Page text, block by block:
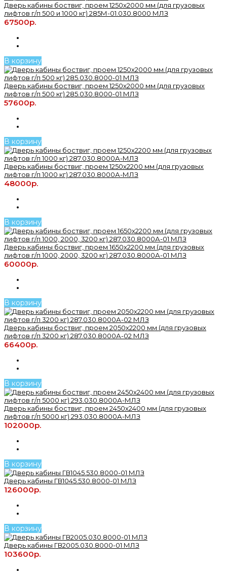
Дверь кабины боствиг, проем 1250х2000 мм (для грузовых
лифтов г/п 500 и 1000 кг) 285М-01.030.8000 МЛЗ
67500р.
В корзину
Дверь кабины боствиг, проем 1250х2000 мм (для грузовых
лифтов г/п 500 кг) 285.030.8000-01 МЛЗ
57600р.
В корзину
Дверь кабины боствиг, проем 1250х2200 мм (для грузовых
лифтов г/п 1000 кг) 287.030.8000А-МЛЗ
48000р.
В корзину
Дверь кабины боствиг, проем 1650х2200 мм (для грузовых
лифтов г/п 1000, 2000, 3200 кг) 287.030.8000А-01 МЛЗ
60000р.
В корзину
Дверь кабины боствиг, проем 2050х2200 мм (для грузовых
лифтов г/п 3200 кг) 287.030.8000А-02 МЛЗ
66400р.
В корзину
Дверь кабины боствиг, проем 2450х2400 мм (для грузовых
лифтов г/п 5000 кг) 293.030.8000А-МЛЗ
102000р.
В корзину
Дверь кабины ГВ1045.530.8000-01 МЛЗ
126000р.
В корзину
Дверь кабины ГВ2005.030.8000-01 МЛЗ
103600р.